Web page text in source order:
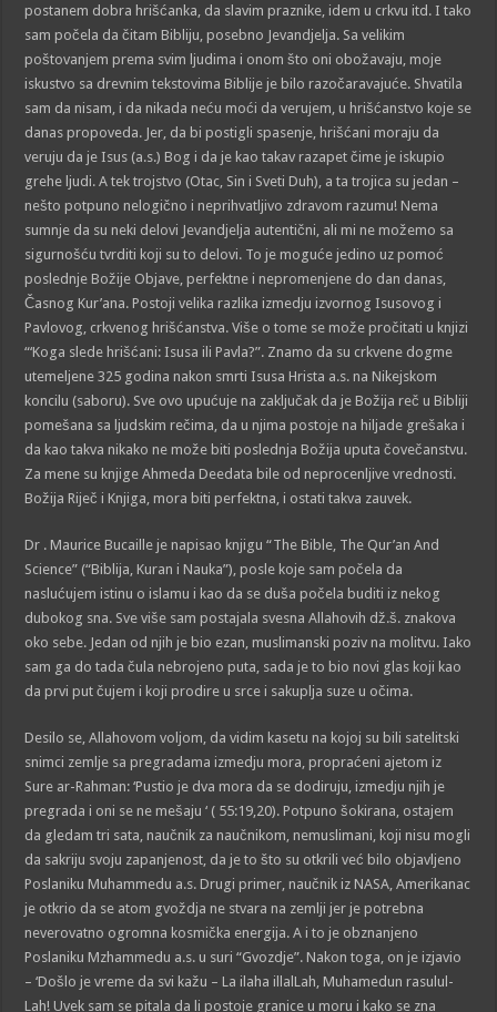
postanem dobra hrišćanka, da slavim praznike, idem u crkvu itd. I tako
sam počela da čitam Bibliju, posebno Jevandjelja. Sa velikim
poštovanjem prema svim ljudima i onom što oni obožavaju, moje
iskustvo sa drevnim tekstovima Biblije je bilo razočaravajuće. Shvatila
sam da nisam, i da nikada neću moći da verujem, u hrišćanstvo koje se
danas propoveda. Jer, da bi postigli spasenje, hrišćani moraju da
veruju da je Isus (a.s.) Bog i da je kao takav razapet čime je iskupio
grehe ljudi. A tek trojstvo (Otac, Sin i Sveti Duh), a ta trojica su jedan –
nešto potpuno nelogično i neprihvatljivo zdravom razumu! Nema
sumnje da su neki delovi Jevandjelja autentični, ali mi ne možemo sa
sigurnošću tvrditi koji su to delovi. To je moguće jedino uz pomoć
poslednje Božije Objave, perfektne i nepromenjene do dan danas,
Časnog Kur’ana. Postoji velika razlika izmedju izvornog Isusovog i
Pavlovog, crkvenog hrišćanstva. Više o tome se može pročitati u knjizi
“‘Koga slede hrišćani: Isusa ili Pavla?”. Znamo da su crkvene dogme
utemeljene 325 godina nakon smrti Isusa Hrista a.s. na Nikejskom
koncilu (saboru). Sve ovo upućuje na zaključak da je Božija reč u Bibliji
pomešana sa ljudskim rečima, da u njima postoje na hiljade grešaka i
da kao takva nikako ne može biti poslednja Božija uputa čovečanstvu.
Za mene su knjige Ahmeda Deedata bile od neprocenljive vrednosti.
Božija Riječ i Knjiga, mora biti perfektna, i ostati takva zauvek.
Dr . Maurice Bucaille je napisao knjigu “The Bible, The Qur’an And
Science” (“Biblija, Kuran i Nauka”), posle koje sam počela da
naslućujem istinu o islamu i kao da se duša počela buditi iz nekog
dubokog sna. Sve više sam postajala svesna Allahovih dž.š. znakova
oko sebe. Jedan od njih je bio ezan, muslimanski poziv na molitvu. Iako
sam ga do tada čula nebrojeno puta, sada je to bio novi glas koji kao
da prvi put čujem i koji prodire u srce i sakuplja suze u očima.
Desilo se, Allahovom voljom, da vidim kasetu na kojoj su bili satelitski
snimci zemlje sa pregradama izmedju mora, propraćeni ajetom iz
Sure ar-Rahman: ‘Pustio je dva mora da se dodiruju, izmedju njih je
pregrada i oni se ne mešaju ‘ ( 55:19,20). Potpuno šokirana, ostajem
da gledam tri sata, naučnik za naučnikom, nemuslimani, koji nisu mogli
da sakriju svoju zapanjenost, da je to što su otkrili već bilo objavljeno
Poslaniku Muhammedu a.s. Drugi primer, naučnik iz NASA, Amerikanac
je otkrio da se atom gvoždja ne stvara na zemlji jer je potrebna
neverovatno ogromna kosmička energija. A i to je obznanjeno
Poslaniku Mzhammedu a.s. u suri “Gvozdje”. Nakon toga, on je izjavio
– ‘Došlo je vreme da svi kažu – La ilaha illalLah, Muhamedun rasulul-
Lah! Uvek sam se pitala da li postoje granice u moru i kako se zna